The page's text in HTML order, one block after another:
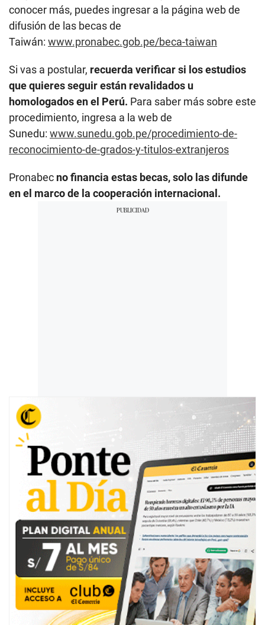
conocer más, puedes ingresar a la página web de
difusión de las becas de
Taiwán: www.pronabec.gob.pe/beca-taiwan
Si vas a postular, recuerda verificar si los estudios
que quieres seguir están revalidados u
homologados en el Perú. Para saber más sobre este
procedimiento, ingresa a la web de
Sunedu: www.sunedu.gob.pe/procedimiento-de-
reconocimiento-de-grados-y-titulos-extranjeros
Pronabec no financia estas becas, solo las difunde
en el marco de la cooperación internacional.